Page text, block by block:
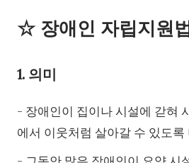
☆ 장애인 자립지원
1. 의미
- 장애인이 집이나 시설에 갇혀
에서 이웃처럼 살아갈 수 있도